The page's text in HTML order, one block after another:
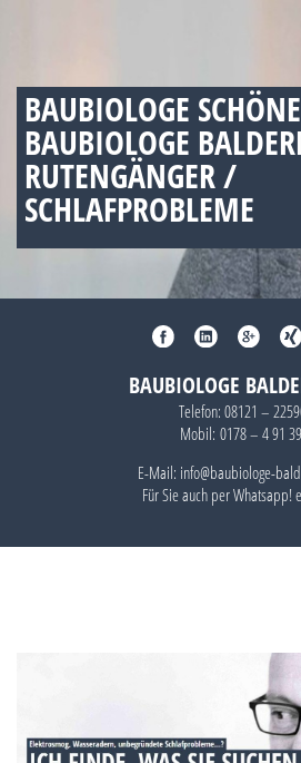
BAUBIOLOGE
BAUBIOLOGE
RUTENGÄNGER /
SCHLAFPROBLEME
BAUBIOLOGE
Telefon: 08121 –
Mobil: 0178 – 4 91
E-Mail: info@baubiologe-
Für Sie auch perWhatsapp!